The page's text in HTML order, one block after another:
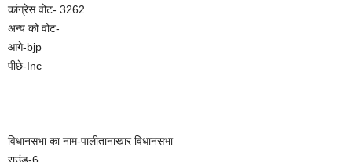
कांग्रेस वोट- 3262
अन्य को वोट-
आगे-bjp
पीछे-Inc
विधानसभा का नाम-पालीतानाखार विधानसभा